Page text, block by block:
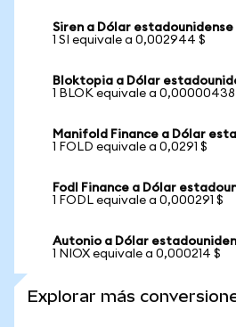
Siren a Dólar estadounidense
1 SI equivale a 0,002944 $
Bloktopia a Dólar
1 BLOK equivale a 0,00000438
Manifold Finance a Dólar
1 FOLD equivale a 0,0291 $
Fodl Finance a Dólar
1 FODL equivale a 0,000291 $
Autonio a Dólar
1 NIOX equivale a 0,000214 $
Explorar más